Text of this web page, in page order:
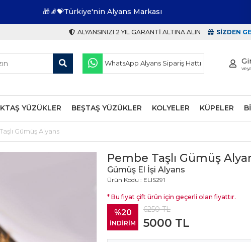
🎁🧦💝Türkiye'nin Alyans Markası
ALYANSINIZI 2 YIL GARANTI ALTINA ALIN SIZDEN
WhatsApp Alyans Sipariş Hattı
YÜZÜKLER BEŞTAŞ YÜZÜKLER KOLYELER KÜPELER
Gümüş Alyans
Pembe Taşlı Gümüş
Gümüş El İşi Alyans
Ürün Kodu : ELIS291
* Bu fiyat çift ürün için geçerli olan fiyattır.
%20
İNDİRİM
6250TL
5000 TL